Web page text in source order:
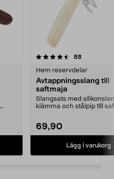
88recensioner
Hem reservdelar
Avtappningsslang till
saftmaja
Slangsats med
klämma och stålpip till
69,90
Lägg i varukorg
4.5 av 5 stjärnor